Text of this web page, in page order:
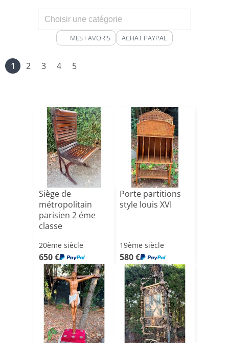
MES FAVORIS ACHAT PAYPAL
1 2 3 4 5
Siège de
métropolitain
parisien 2 éme
classe
20ème siècle
650 €
Porte partitions
style louis XVI
19ème siècle
580 €